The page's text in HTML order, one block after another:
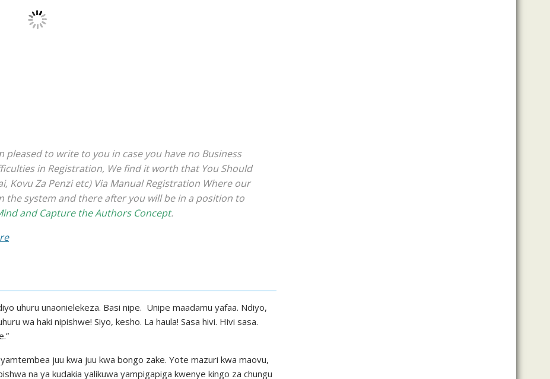
pleased to write to you in case you have no Business
in Registration, We find it worth that You Should
Kovu Za Penzi etc) Via Manual Registration Where our
the system and there after you will be in a position to
and Capture the Authors Concept.
uhuru unaonielekeza. Basi nipe. Unipe maadamu yafaa. Ndiyo,
wa haki nipishwe! Siyo, kesho. La haula! Sasa hivi. Hivi sasa.
juu kwa juu kwa bongo zake. Yote mazuri kwa maovu,
na ya kudakia yalikuwa yampigapiga kwenye kingo za chungu